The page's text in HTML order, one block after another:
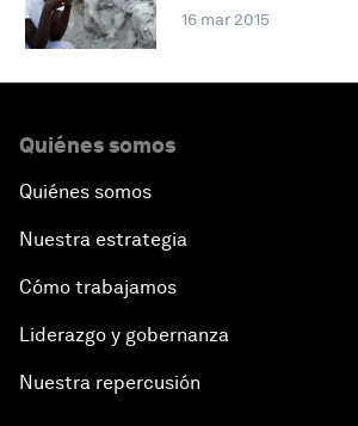
16 mar 2015
Quiénes somos
Quiénes somos
Nuestra estrategia
Cómo trabajamos
Liderazgo y gobernanza
Nuestra repercusión